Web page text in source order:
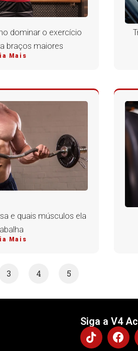
dominar o exercício
braços maiores
Mais
e quais músculos ela
Mais
3 4 5
Siga a V4